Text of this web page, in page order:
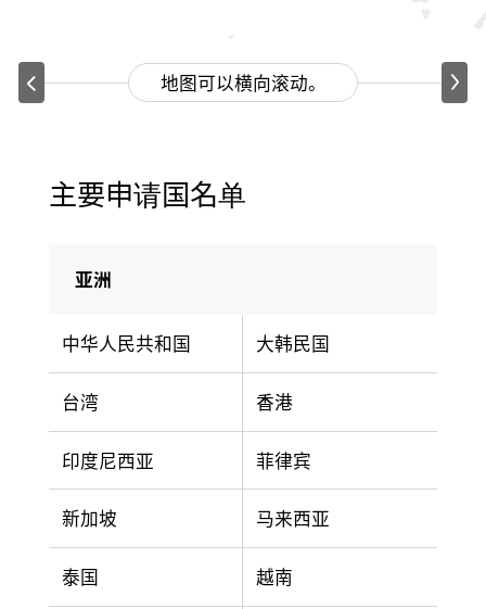
地图可以横向滚动。
主要申请国名单
亚洲
中华人民共和国 大韩民国
台湾 香港
印度尼西亚 菲律宾
新加坡 马来西亚
泰国 越南